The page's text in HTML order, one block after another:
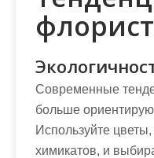
Современные
больше
Используйте
химикатов, и